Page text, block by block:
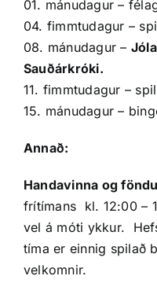
01. mánudagur –
04. fimmtudagur –
08. mánudagur –
Sauðárkróki.
11. fimmtudagur –
15. mánudagur –
Annað:
Handavinna og
frítímans kl. 12:00 –
vel á móti ykkur.
tíma er einnig spilað
velkomnir.